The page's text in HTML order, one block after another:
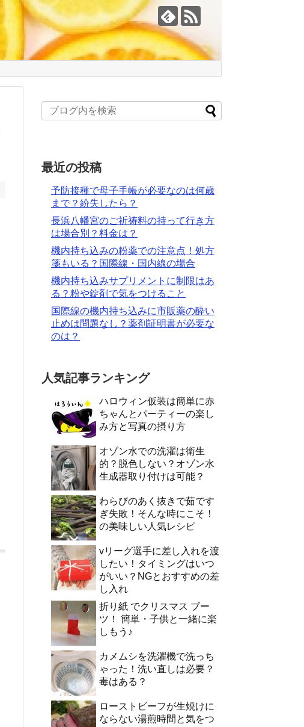
最近の投稿
予防接種で母子手帳が必要なのは何歳
まで？紛失したら？
長浜八幡宮のご祈祷料の持って行き方
は場合別？料金は？
機内持ち込みの粉薬での注意点！処方
箋もいる？国際線・国内線の場合
機内持ち込みサプリメントに制限はあ
る？粉や錠剤で気をつけること
国際線の機内持ち込みに市販薬の酔い
止めは問題なし？薬剤証明書が必要な
のは？
人気記事ランキング
ハロウィン仮装は簡単に赤
ちゃんとパーティーの楽し
み方と写真の摂り方
オゾン水での洗濯は衛生
的？脱色しない？オゾン水
生成器取り付けは可能？
わらびのあく抜きで茹です
ぎ失敗！そんな時にこそ！
の美味しい人気レシピ
vリーグ選手に差し入れを渡
したい！タイミングはいつ
がいい？NGとおすすめの差
し入れ
折り紙 でクリスマス ブー
ツ！ 簡単・子供と一緒に楽
しもう♪
カメムシを洗濯機で洗っち
ゃった！洗い直しは必要？
毒はある？
ローストビーフが生焼けに
ならない湯煎時間と気をつ